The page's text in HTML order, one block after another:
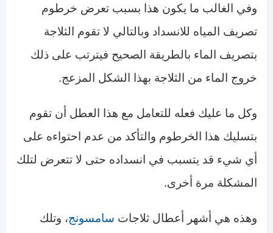
وفي الغالب ما يكون هذا بسبب تعرض خرطوم
تصريف المياه للانسداد وبالتالي لا تقوم الثلاجة
بتصريف الماء بالطريقة الصحيح فيترتب على ذلك
خروج الماء من الثلاجة بهذا الشكل المزعج.
وكل ما عليك فعله للتعامل مع هذا العطل أن تقوم
بتسليك هذا الخرطوم والتأكد من عدم احتواءه على
أي شيء قد يتسبب في انسداده حتى لا تتعرض لتلك
المشكلة مرة أخرى.
وهذه هي أشهر أعطال ثلاجات سامسونج، وتلك